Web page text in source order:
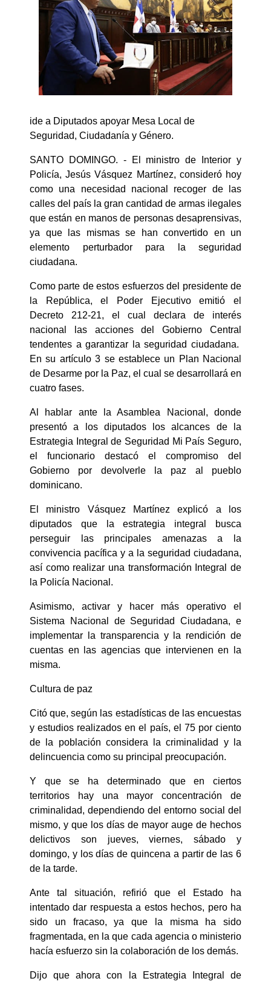
ide a Diputados apoyar Mesa Local de
Seguridad, Ciudadanía y Género.
SANTO DOMINGO. - El ministro de Interior y
Policía, Jesús Vásquez Martínez, consideró hoy
como una necesidad nacional recoger de las
calles del país la gran cantidad de armas ilegales
que están en manos de personas desaprensivas,
ya que las mismas se han convertido en un
elemento perturbador para la seguridad
ciudadana.
Como parte de estos esfuerzos del presidente de
la República, el Poder Ejecutivo emitió el
Decreto 212-21, el cual declara de interés
nacional las acciones del Gobierno Central
tendentes a garantizar la seguridad ciudadana.
En su artículo 3 se establece un Plan Nacional
de Desarme por la Paz, el cual se desarrollará en
cuatro fases.
Al hablar ante la Asamblea Nacional, donde
presentó a los diputados los alcances de la
Estrategia Integral de Seguridad Mi País Seguro,
el funcionario destacó el compromiso del
Gobierno por devolverle la paz al pueblo
dominicano.
El ministro Vásquez Martínez explicó a los
diputados que la estrategia integral busca
perseguir las principales amenazas a la
convivencia pacífica y a la seguridad ciudadana,
así como realizar una transformación Integral de
la Policía Nacional.
Asimismo, activar y hacer más operativo el
Sistema Nacional de Seguridad Ciudadana, e
implementar la transparencia y la rendición de
cuentas en las agencias que intervienen en la
misma.
Cultura de paz
Citó que, según las estadísticas de las encuestas
y estudios realizados en el país, el 75 por ciento
de la población considera la criminalidad y la
delincuencia como su principal preocupación.
Y que se ha determinado que en ciertos
territorios hay una mayor concentración de
criminalidad, dependiendo del entorno social del
mismo, y que los días de mayor auge de hechos
delictivos son jueves, viernes, sábado y
domingo, y los días de quincena a partir de las 6
de la tarde.
Ante tal situación, refirió que el Estado ha
intentado dar respuesta a estos hechos, pero ha
sido un fracaso, ya que la misma ha sido
fragmentada, en la que cada agencia o ministerio
hacía esfuerzo sin la colaboración de los demás.
Dijo que ahora con la Estrategia Integral de